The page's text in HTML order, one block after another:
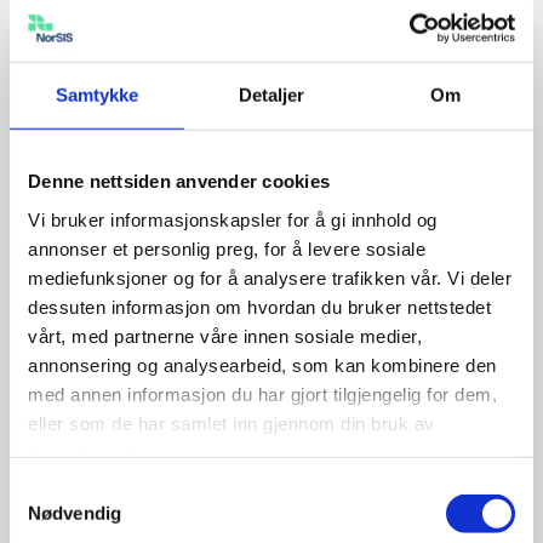
Samtykke Detaljer Om
Denne nettsiden anvender cookies
Vi bruker informasjonskapsler for å gi innhold og
annonser et personlig preg, for å levere sosiale
mediefunksjoner og for å analysere trafikken vår. Vi deler
dessuten informasjon om hvordan du bruker nettstedet
vårt, med partnerne våre innen sosiale medier,
annonsering og analysearbeid, som kan kombinere den
med annen informasjon du har gjort tilgjengelig for dem,
eller som de har samlet inn gjennom din bruk av
Nødvendig
Løsepengeangrep og digital utpressing har
hovedsakelig økonomisk vinning som
Finner løsninger sammen
Løsepengeangrep og digital utpressing har
utviklet seg til å bli den mest betydelige cyber-
og informasjonssikkerhetstrusselen over hele
verden i løpet av de siste årene. Det er også
mange eksempler på at både statlige aktører
dette kunne ha svært negative konsekvenser